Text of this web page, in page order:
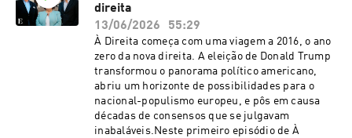
com David Dinis, também comissário residente,
que criou a página de Instagram onde nos
podem seguir. A sonoplastia deste episódio é da
Salomé Rita e a ilustração é do Carlos Paes.See
omnystudio.com/listener for privacy
information.
direita
13/06/2026
55:29
À Direita começa com uma viagem a 2016, o ano
zero da nova direita. A eleição de Donald Trump
transformou o panorama político americano,
abriu um horizonte de possibilidades para o
nacional-populismo europeu, e pôs em causa
décadas de consensos que se julgavam
inabaláveis.Neste primeiro episódio de À